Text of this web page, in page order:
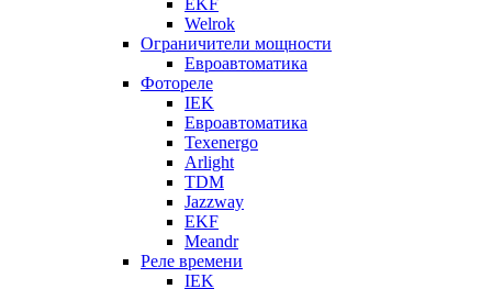
Welrok
Ограничители мощности
Евроавтоматика
Фотореле
IEK
Евроавтоматика
Texenergo
Arlight
TDM
Jazzway
EKF
Meandr
Реле времени
IEK